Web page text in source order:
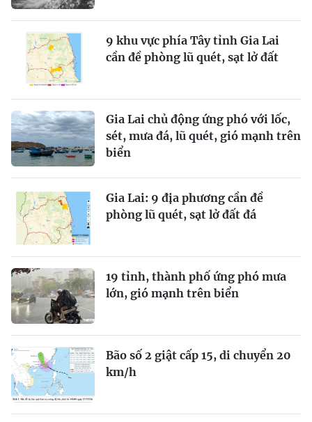
9 khu vực phía Tây tỉnh Gia Lai
cần đề phòng lũ quét, sạt lở đất
Gia Lai chủ động ứng phó với lốc,
sét, mưa đá, lũ quét, gió mạnh trên
biển
Gia Lai: 9 địa phương cần đề
phòng lũ quét, sạt lở đất đá
19 tỉnh, thành phố ứng phó mưa
lớn, gió mạnh trên biển
Bão số 2 giật cấp 15, di chuyển 20
km/h